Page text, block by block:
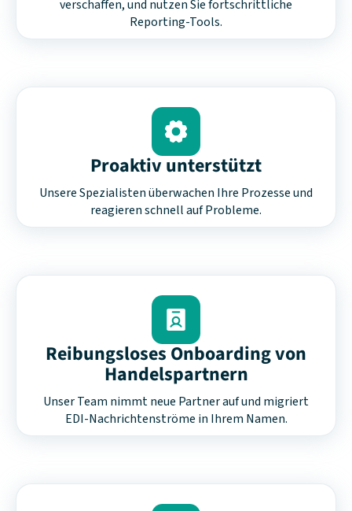
verschaffen, und nutzen Sie fortschrittliche
Reporting-Tools.
Proaktiv unterstützt
Unsere Spezialisten überwachen Ihre Prozesse und
reagieren schnell auf Probleme.
Reibungsloses Onboarding von
Handelspartnern
Unser Team nimmt neue Partner auf und migriert
EDI-Nachrichtenströme in Ihrem Namen.